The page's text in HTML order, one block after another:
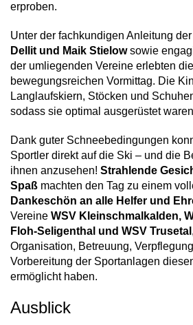
erproben.
Unter der fachkundigen Anleitung der
Dellit und Maik Stielowsowie
der umliegenden Vereine erlebten
bewegungsreichen Vormittag. Die
Langlaufskiern, Stöcken und
sodass sie optimal ausgerüstet
Dank guter Schneebedingungen
Sportler direkt auf die Ski – und die
ihnen anzusehen! Strahlende
Spaß machten den Tag zu einem
Dankeschön an alle Helfer und
Vereine WSV Kleinschmalkalden,
Floh-Seligenthal und WSV Trusetal
Organisation, Betreuung,
Vorbereitung der Sportanlagen
ermöglicht haben.
Ausblick